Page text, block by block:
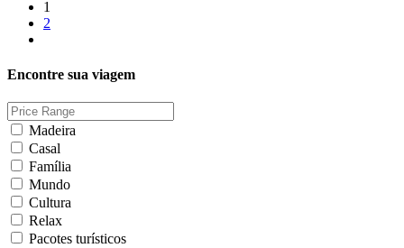
1
2
Encontre sua viagem
Madeira
Casal
Família
Mundo
Cultura
Relax
Pacotes turísticos